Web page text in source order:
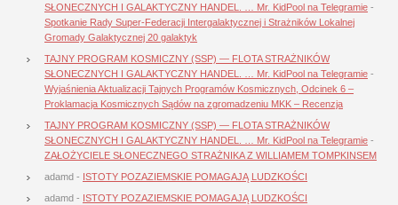
SŁONECZNYCH I GALAKTYCZNY HANDEL. … Mr. KidPool na Telegramie -
Spotkanie Rady Super-Federacji Intergalaktycznej i Strażników Lokalnej
Gromady Galaktycznej 20 galaktyk
TAJNY PROGRAM KOSMICZNY (SSP) — FLOTA STRAŻNIKÓW
SŁONECZNYCH I GALAKTYCZNY HANDEL. … Mr. KidPool na Telegramie -
Wyjaśnienia Aktualizacji Tajnych Programów Kosmicznych, Odcinek 6 –
Proklamacja Kosmicznych Sądów na zgromadzeniu MKK – Recenzja
TAJNY PROGRAM KOSMICZNY (SSP) — FLOTA STRAŻNIKÓW
SŁONECZNYCH I GALAKTYCZNY HANDEL. … Mr. KidPool na Telegramie -
ZAŁOŻYCIELE SŁONECZNEGO STRAŻNIKA Z WILLIAMEM TOMPKINSEM
adamd - ISTOTY POZAZIEMSKIE POMAGAJĄ LUDZKOŚCI
adamd - ISTOTY POZAZIEMSKIE POMAGAJĄ LUDZKOŚCI